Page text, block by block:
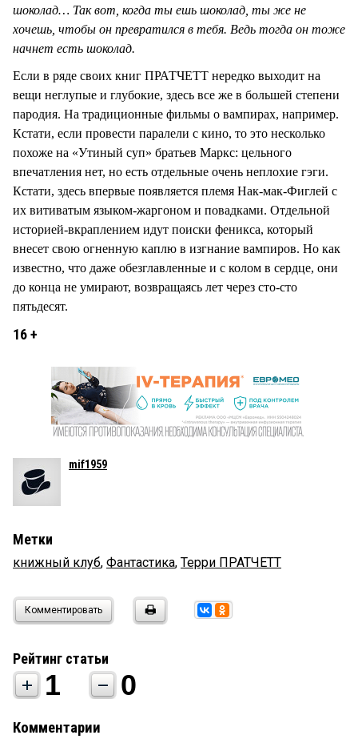
шоколад… Так вот, когда ты ешь шоколад, ты же не
хочешь, чтобы он превратился в тебя. Ведь тогда он тоже
начнет есть шоколад.
Если в ряде своих книг ПРАТЧЕТТ нередко выходит на
вещи неглупые и глубокие, здесь все же в большей степени
пародия. На традиционные фильмы о вампирах, например.
Кстати, если провести паралели с кино, то это несколько
похоже на «Утиный суп» братьев Маркс: цельного
впечатления нет, но есть отдельные очень неплохие гэги.
Кстати, здесь впервые появляется племя Нак-мак-Фиглей с
их витиватым языком-жаргоном и повадками. Отдельной
историей-вкраплением идут поиски феникса, который
внесет свою огненную каплю в изгнание вампиров. Но как
известно, что даже обезглавленные и с колом в сердце, они
до конца не умирают, возвращаясь лет через сто-сто
пятьдесят.
16 +
mif1959
Метки
книжный клуб, Фантастика, Терри ПРАТЧЕТТ
Комментировать
Рейтинг статьи
1 0
Комментарии